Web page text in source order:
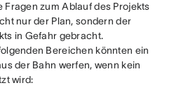
zum Ablauf des Projekts
nur der Plan, sondern der
in Gefahr gebracht.
Bereichen könnten ein
der Bahn werfen, wenn kein
wird: